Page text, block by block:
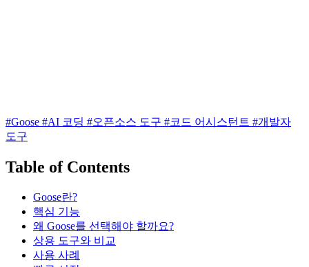
#Goose #AI 코딩 #오픈소스 도구 #코드 어시스턴트 #개발자
도구
Table of Contents
Goose란?
핵심 기능
왜 Goose를 선택해야 할까요?
상용 도구와 비교
사용 사례